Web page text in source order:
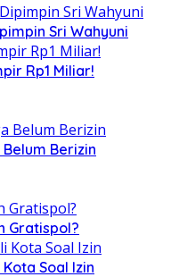
Sri Wahyuni
Rp1 Miliar!
Berizin
Gratispol?
Soal Izin